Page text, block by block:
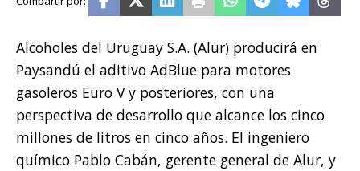
Alcoholes del Uruguay S.A. (Alur) producirá en
Paysandú el aditivo AdBlue para motores
gasoleros Euro V y posteriores, con una
perspectiva de desarrollo que alcance los cinco
millones de litros en cinco años. El ingeniero
químico Pablo Cabán, gerente general de Alur, y